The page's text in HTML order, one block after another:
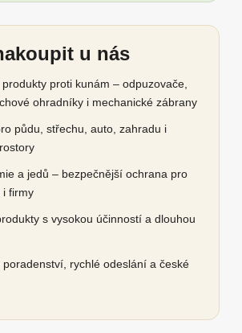
u nás
proti kunám – odpuzovače,
ohradníky i mechanické zábrany
půdu, střechu, auto, zahradu i
a jedů – bezpečnější ochrana pro
i firmy
s vysokou účinností a dlouhou
rychlé odeslání a české